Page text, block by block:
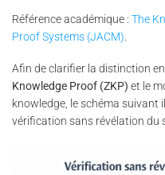
Référence académique : The
Proof Systems (JACM)
Afin de clarifier la distinction
Knowledge Proof (ZKP) et le
knowledge, le schéma suivant
vérification sans révélation du